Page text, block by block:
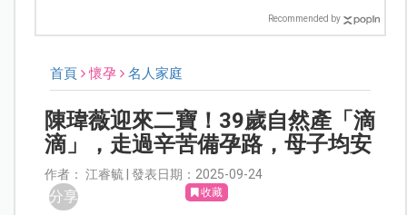
Recommended by
首頁 懷孕 名人家庭
陳瑋薇迎來二寶！39歲自然產「滴
滴」，走過辛苦備孕路，母子均安
作者： 江睿毓 | 發表日期：2025-09-24
分享 收藏